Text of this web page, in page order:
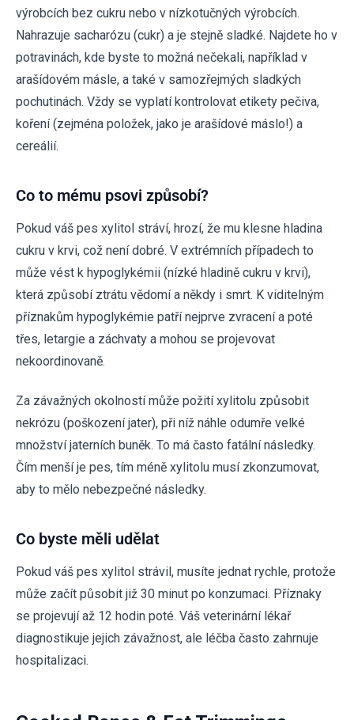
výrobcích bez cukru nebo v nízkotučných výrobcích.
Nahrazuje sacharózu (cukr) a je stejně sladké. Najdete ho v
potravinách, kde byste to možná nečekali, například v
arašídovém másle, a také v samozřejmých sladkých
pochutinách. Vždy se vyplatí kontrolovat etikety pečiva,
koření (zejména položek, jako je arašídové máslo!) a
cereálií.
Co to mému psovi způsobí?
Pokud váš pes xylitol stráví, hrozí, že mu klesne hladina
cukru v krvi, což není dobré. V extrémních případech to
může vést k hypoglykémii (nízké hladině cukru v krvi),
která způsobí ztrátu vědomí a někdy i smrt. K viditelným
příznakům hypoglykémie patří nejprve zvracení a poté
třes, letargie a záchvaty a mohou se projevovat
nekoordinovaně.
Za závažných okolností může požití xylitolu způsobit
nekrózu (poškození jater), při níž náhle odumře velké
množství jaterních buněk. To má často fatální následky.
Čím menší je pes, tím méně xylitolu musí zkonzumovat,
aby to mělo nebezpečné následky.
Co byste měli udělat
Pokud váš pes xylitol strávil, musíte jednat rychle, protože
může začít působit již 30 minut po konzumaci. Příznaky
se projevují až 12 hodin poté. Váš veterinární lékař
diagnostikuje jejich závažnost, ale léčba často zahrnuje
hospitalizaci.